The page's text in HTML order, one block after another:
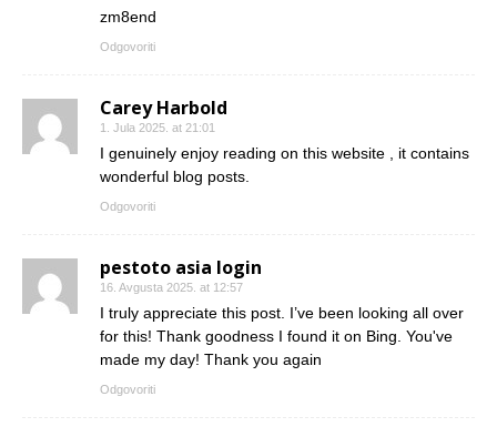
zm8end
Odgovoriti
Carey Harbold
1. Jula 2025. at 21:01
I genuinely enjoy reading on this website , it contains
wonderful blog posts.
Odgovoriti
pestoto asia login
16. Avgusta 2025. at 12:57
I truly appreciate this post. I’ve been looking all over
for this! Thank goodness I found it on Bing. You've
made my day! Thank you again
Odgovoriti